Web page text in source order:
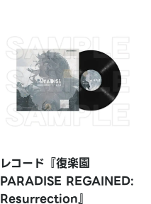
レコード『復楽園
PARADISE REGAINED:
Resurrection』